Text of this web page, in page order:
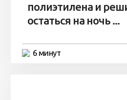
полиэтилена и
остаться на ночь ...
6 минут